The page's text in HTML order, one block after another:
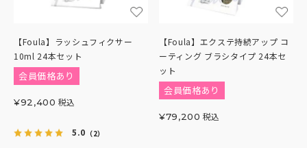
【Foula】ラッシュフィクサー
10ml 24本セット
会員価格あり
¥92,400 税込
5.0 （2）
【Foula】エクステ持続アップ コ
ーティング ブラシタイプ 24本セ
ット
会員価格あり
¥79,200 税込